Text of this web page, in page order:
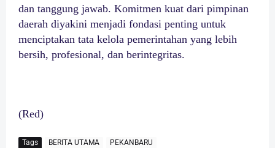
dan tanggung jawab. Komitmen kuat dari pimpinan
daerah diyakini menjadi fondasi penting untuk
menciptakan tata kelola pemerintahan yang lebih
bersih, profesional, dan berintegritas.
(Red)
Tags BERITA UTAMA PEKANBARU